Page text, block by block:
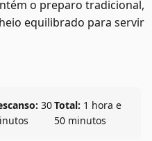
o preparo tradicional,
equilibrado para servir
30Total: 1 hora e
50 minutos